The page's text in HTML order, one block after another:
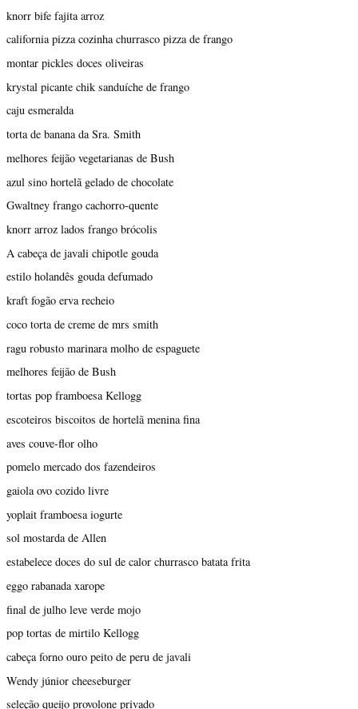
knorr bife fajita arroz
california pizza cozinha churrasco pizza de frango
montar pickles doces oliveiras
krystal picante chik sanduíche de frango
caju esmeralda
torta de banana da Sra. Smith
melhores feijão vegetarianas de Bush
azul sino hortelã gelado de chocolate
Gwaltney frango cachorro-quente
knorr arroz lados frango brócolis
A cabeça de javali chipotle gouda
estilo holandês gouda defumado
kraft fogão erva recheio
coco torta de creme de mrs smith
ragu robusto marinara molho de espaguete
melhores feijão de Bush
tortas pop framboesa Kellogg
escoteiros biscoitos de hortelã menina fina
aves couve-flor olho
pomelo mercado dos fazendeiros
gaiola ovo cozido livre
yoplait framboesa iogurte
sol mostarda de Allen
estabelece doces do sul de calor churrasco batata frita
eggo rabanada xarope
final de julho leve verde mojo
pop tortas de mirtilo Kellogg
cabeça forno ouro peito de peru de javali
Wendy júnior cheeseburger
seleção queijo provolone privado